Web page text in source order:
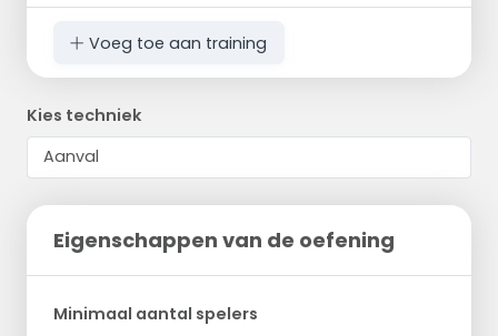
Voeg toe aan training
Kies techniek
Eigenschappen van de oefening
Minimaal aantal spelers